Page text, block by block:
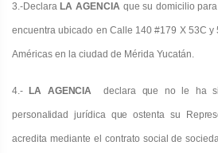
3.-Declara LA AGENCIA que su domicilio
encuentra ubicado en Calle 140 #179 X 53C
Américas en la ciudad de Mérida Yucatán.
4.- LA AGENCIAdeclara que no le ha
personalidad jurídica que ostenta su
acredita mediante el contrato social de